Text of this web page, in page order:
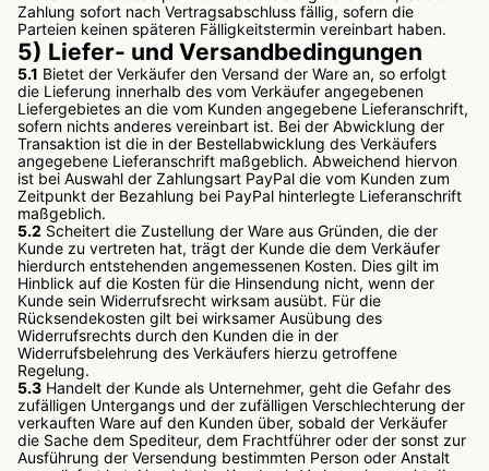
Zahlung sofort nach Vertragsabschluss fällig, sofern die
Parteien keinen späteren Fälligkeitstermin vereinbart haben.
5) Liefer- und Versandbedingungen
5.1 Bietet der Verkäufer den Versand der Ware an, so erfolgt
die Lieferung innerhalb des vom Verkäufer angegebenen
Liefergebietes an die vom Kunden angegebene Lieferanschrift,
sofern nichts anderes vereinbart ist. Bei der Abwicklung der
Transaktion ist die in der Bestellabwicklung des Verkäufers
angegebene Lieferanschrift maßgeblich. Abweichend hiervon
ist bei Auswahl der Zahlungsart PayPal die vom Kunden zum
Zeitpunkt der Bezahlung bei PayPal hinterlegte Lieferanschrift
maßgeblich.
5.2 Scheitert die Zustellung der Ware aus Gründen, die der
Kunde zu vertreten hat, trägt der Kunde die dem Verkäufer
hierdurch entstehenden angemessenen Kosten. Dies gilt im
Hinblick auf die Kosten für die Hinsendung nicht, wenn der
Kunde sein Widerrufsrecht wirksam ausübt. Für die
Rücksendekosten gilt bei wirksamer Ausübung des
Widerrufsrechts durch den Kunden die in der
Widerrufsbelehrung des Verkäufers hierzu getroffene
Regelung.
5.3 Handelt der Kunde als Unternehmer, geht die Gefahr des
zufälligen Untergangs und der zufälligen Verschlechterung der
verkauften Ware auf den Kunden über, sobald der Verkäufer
die Sache dem Spediteur, dem Frachtführer oder der sonst zur
Ausführung der Versendung bestimmten Person oder Anstalt